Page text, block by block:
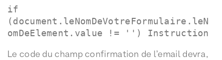
if
(document.leNomDeVotreFormulaire.leN
omDeElement.value != '') Instruction
Le code du champ confirmation de l’email devra,